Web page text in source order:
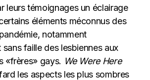
leurs témoignages un éclairage
éléments méconnus des
notamment
sans faille des lesbiennes aux
«frères» gays. We Were Here
les aspects les plus sombres